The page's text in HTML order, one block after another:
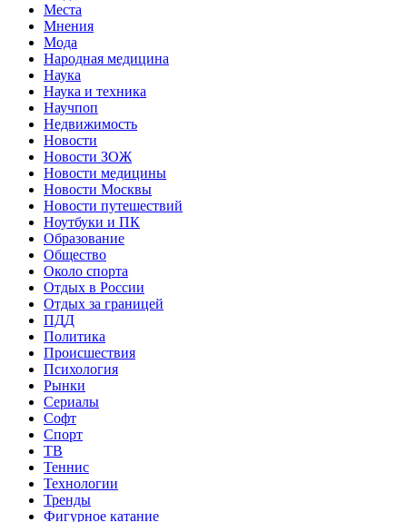
Места
Мнения
Мода
Народная медицина
Наука
Наука и техника
Научпоп
Недвижимость
Новости
Новости ЗОЖ
Новости медицины
Новости Москвы
Новости путешествий
Ноутбуки и ПК
Образование
Общество
Около спорта
Отдых в России
Отдых за границей
ПДД
Политика
Происшествия
Психология
Рынки
Сериалы
Софт
Спорт
ТВ
Теннис
Технологии
Тренды
Фигурное катание